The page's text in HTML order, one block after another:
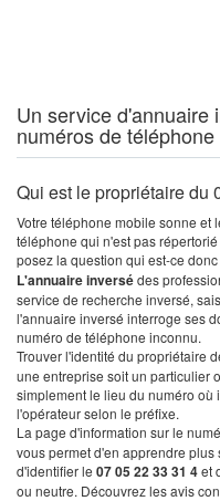
Un service d'annuaire
numéros de
Qui est le propriétaire du
Votre téléphone mobile sonne et
téléphone qui n'est pas
posez la question qui est-ce
L'annuaire inversédes
service de recherche inversé,
l'annuaire inversé interroge ses
numéro de téléphone inconnu.
Trouver l'identité du propriétaire
une entreprise soit un particulier
simplement le lieu du numéro où
l'opérateur selon le préfixe.
La page d'information sur le
vous permet d'en apprendre
d'identifier le 07 05 22 33 31 4et
ou neutre. Découvrez les avis